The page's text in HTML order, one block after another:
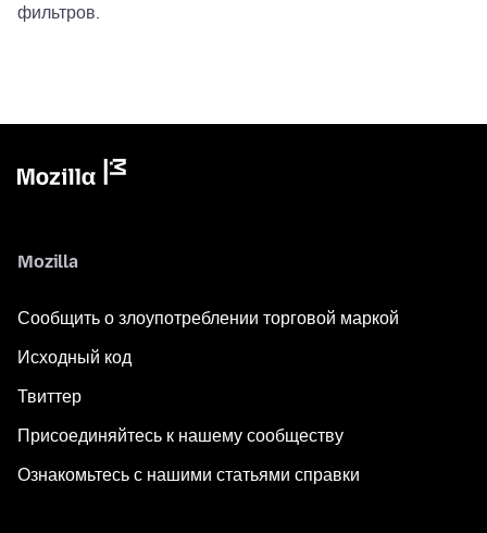
фильтров.
Mozilla
Сообщить о злоупотреблении торговой маркой
Исходный код
Твиттер
Присоединяйтесь к нашему сообществу
Ознакомьтесь с нашими статьями справки